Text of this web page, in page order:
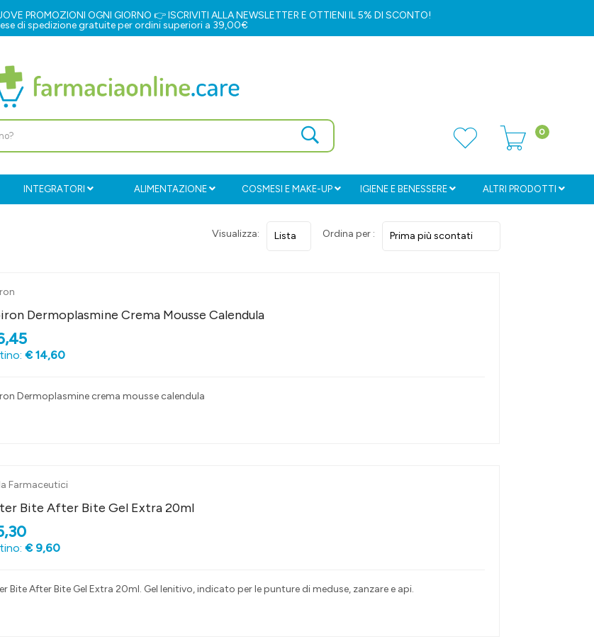
PROMOZIONI OGNI GIORNO 👉ISCRIVITI ALLA NEWSLETTERE OTTIENI IL 5% DI SCONTO!
di spedizione gratuite per ordini superiori a 39,00€
0
INTEGRATORI ALIMENTAZIONE COSMESI E MAKE-UP IGIENE E BENESSERE ALTRI PRODOTTI
Visualizza: Ordina per :
Dermoplasmine Crema Mousse Calendula
€ 14,60
Dermoplasmine crema mousse calendula
Farmaceutici
Bite After Bite Gel Extra 20ml
€ 9,60
Bite After Bite Gel Extra 20ml. Gel lenitivo, indicato per le punture di meduse, zanzare e api.